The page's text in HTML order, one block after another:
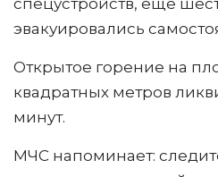
спецустройств, ещё
эвакуировались
Открытое горение на
квадратных метров
минут.
МЧС напоминает: